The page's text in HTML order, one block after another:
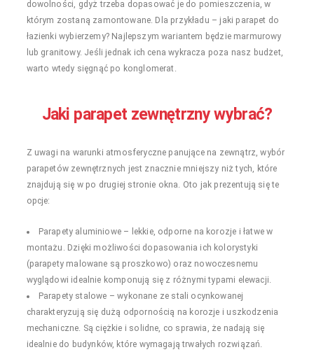
dowolności, gdyż trzeba dopasować je do pomieszczenia, w
którym zostaną zamontowane. Dla przykładu – jaki parapet do
łazienki wybierzemy? Najlepszym wariantem będzie marmurowy
lub granitowy. Jeśli jednak ich cena wykracza poza nasz budżet,
warto wtedy sięgnąć po konglomerat.
Jaki parapet zewnętrzny wybrać?
Z uwagi na warunki atmosferyczne panujące na zewnątrz, wybór
parapetów zewnętrznych jest znacznie mniejszy niż tych, które
znajdują się w po drugiej stronie okna. Oto jak prezentują się te
opcje:
Parapety aluminiowe – lekkie, odporne na korozje i łatwe w
montażu. Dzięki możliwości dopasowania ich kolorystyki
(parapety malowane są proszkowo) oraz nowoczesnemu
wyglądowi idealnie komponują się z różnymi typami elewacji.
Parapety stalowe – wykonane ze stali ocynkowanej
charakteryzują się dużą odpornością na korozje i uszkodzenia
mechaniczne. Są ciężkie i solidne, co sprawia, że nadają się
idealnie do budynków, które wymagają trwałych rozwiązań.